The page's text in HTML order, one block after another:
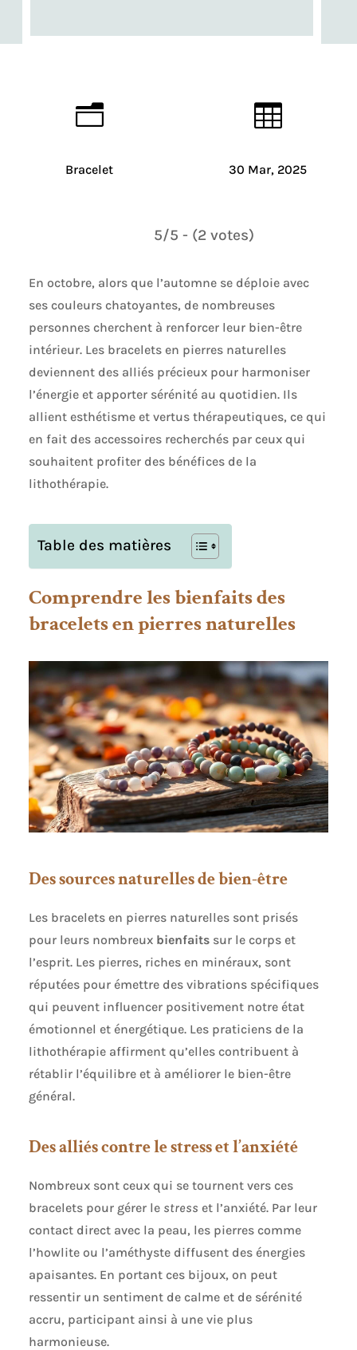
n
Bracelet

30 Mar, 2025
5/5 - (2 votes)
En octobre, alors que l’automne se déploie avec
ses couleurs chatoyantes, de nombreuses
personnes cherchent à renforcer leur bien-être
intérieur. Les bracelets en pierres naturelles
deviennent des alliés précieux pour harmoniser
l’énergie et apporter sérénité au quotidien. Ils
allient esthétisme et vertus thérapeutiques, ce qui
en fait des accessoires recherchés par ceux qui
souhaitent profiter des bénéfices de la
lithothérapie.
Table des matières
Comprendre les bienfaits des
bracelets en pierres naturelles
Des sources naturelles de bien-être
Les bracelets en pierres naturelles sont prisés
pour leurs nombreux bienfaitssur le corps et
l’esprit. Les pierres, riches en minéraux, sont
réputées pour émettre des vibrations spécifiques
qui peuvent influencer positivement notre état
émotionnel et énergétique. Les praticiens de la
lithothérapie affirment qu’elles contribuent à
rétablir l’équilibre et à améliorer le bien-être
général.
Des alliés contre le stress et l’anxiété
Nombreux sont ceux qui se tournent vers ces
bracelets pour gérer le stress et l’anxiété. Par leur
contact direct avec la peau, les pierres comme
l’howlite ou l’améthyste diffusent des énergies
apaisantes. En portant ces bijoux, on peut
ressentir un sentiment de calme et de sérénité
accru, participant ainsi à une vie plus
harmonieuse.